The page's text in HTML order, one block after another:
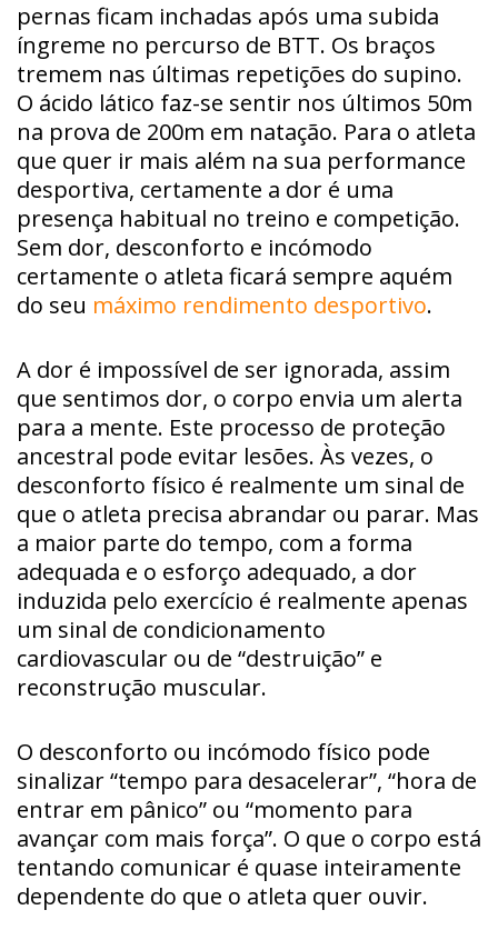
pernas ficam inchadas após uma subida
íngreme no percurso de BTT. Os braços
tremem nas últimas repetições do supino.
O ácido lático faz-se sentir nos últimos 50m
na prova de 200m em natação. Para o atleta
que quer ir mais além na sua performance
desportiva, certamente a dor é uma
presença habitual no treino e competição.
Sem dor, desconforto e incómodo
certamente o atleta ficará sempre aquém
do seu máximo rendimento desportivo.
A dor é impossível de ser ignorada, assim
que sentimos dor, o corpo envia um alerta
para a mente. Este processo de proteção
ancestral pode evitar lesões. Às vezes, o
desconforto físico é realmente um sinal de
que o atleta precisa abrandar ou parar. Mas
a maior parte do tempo, com a forma
adequada e o esforço adequado, a dor
induzida pelo exercício é realmente apenas
um sinal de condicionamento
cardiovascular ou de “destruição” e
reconstrução muscular.
O desconforto ou incómodo físico pode
sinalizar “tempo para desacelerar”, “hora de
entrar em pânico” ou “momento para
avançar com mais força”. O que o corpo está
tentando comunicar é quase inteiramente
dependente do que o atleta quer ouvir.